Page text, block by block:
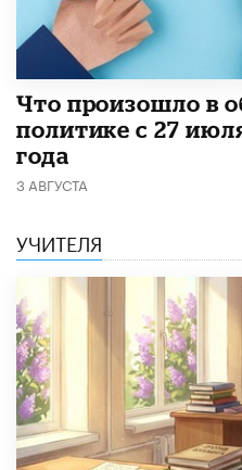
​Что произошло в
политике с 27
года
3 АВГУСТА
УЧИТЕЛЯ